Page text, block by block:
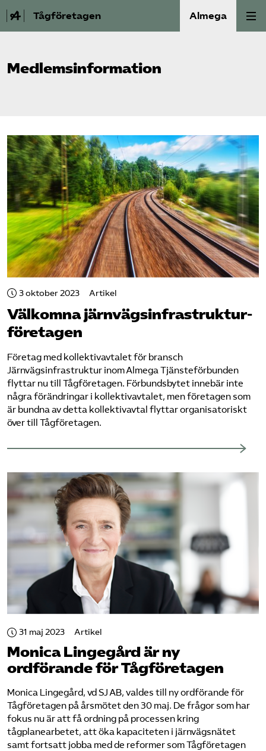
Tågföretagen Almega
Aktiviteter
Om oss
Kontakt
Mina sidor (almega.se)
Logga in på Arbetsgivarguiden
Sök på tagforetagen.se
Medlemsinformation
3 oktober 2023 Artikel
Välkomna järnvägsinfrastruktur­
företagen
Företag med kollektivavtalet för bransch
Järnvägsinfrastruktur inom Almega Tjänsteförbunden
flyttar nu till Tågföretagen. Förbundsbytet innebär inte
några förändringar i kollektivavtalet, men företagen som
är bundna av detta kollektivavtal flyttar organisatoriskt
över till Tågföretagen.
31 maj 2023 Artikel
Monica Lingegård är ny
ordförande för Tåg­företagen
Monica Lingegård, vd SJ AB, valdes till ny ordförande för
Tågföretagen på årsmötet den 30 maj. De frågor som har
fokus nu är att få ordning på processen kring
tågplanearbetet, att öka kapaciteten i järnvägsnätet
samt fortsatt jobba med de reformer som Tågföretagen